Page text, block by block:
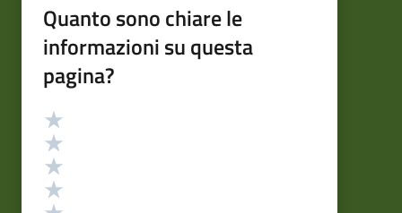
Quanto sono chiare le
informazioni su questa
pagina?
Valutazione